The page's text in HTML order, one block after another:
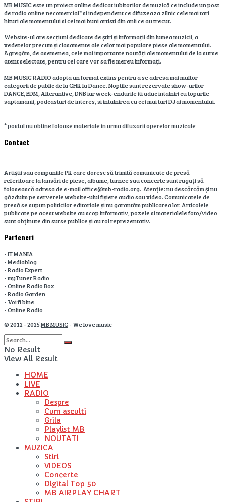
MB MUSIC este un proiect online dedicat iubitorilor de muzică ce include un post
de radio online necomercial* si independent ce difuzeaza zilnic cele mai tari
hituri ale momentului si cei mai buni artisti din anii ce au trecut.
Website-ul are secțiuni dedicate de știri și informații din lumea muzicii, a
vedetelor precum și clasamente ale celor mai populare piese ale momentului.
Agregăm, de asemenea, cele mai importante noutăți ale momentului de la surse
atent selectate, pentru cei care vor sa fie mereu informați.
MB MUSIC RADIO adopta un format extins pentru a se adresa mai multor
categorii de public de la CHR la Dance. Noptile sunt rezervate show-urilor
DANCE, EDM, Alterantive, DNB iar week-endurile iti aduc intalniri cu topurile
saptamanii, podcasturi de interes, si intalnirea cu cei mai tari DJ ai momentului.
* postul nu obtine foloase materiale in urma difuzarii operelor muzicale
Contact
Artiștii sau companiile PR care doresc să trimită comunicate de presă
referitoare la lansări de piese, albume, turnee sau concerte sunt rugați să
folosească adresa de e-mail office@mb-radio.org. Atenție: nu descărcăm și nu
găzduim pe serverele website-ului fișiere audio sau video. Comunicatele de
presă se supun politicilor editoriale și nu garantăm publicarea lor. Articolele
publicate pe acest website au scop informativ, pozele si materialele foto/video
sunt obținute din surse publice și au rol reprezentativ.
Parteneri
-IT MANIA
-Mediablog
-Radio Expert
-myTuner Radio
-Online Radio Box
-Radio Garden
- Voi fi bine
-Online Radio
© 2012 - 2025MB MUSIC- We love music
No Result
View All Result
HOME
LIVE
RADIO
Despre
Cum asculti
Grila
Playlist MB
NOUTATI
MUZICA
Stiri
VIDEOS
Concerte
Digital Top 50
MB AIRPLAY CHART